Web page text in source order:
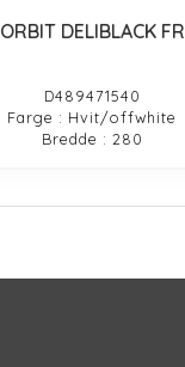
ORBIT DELIBLACK FR
D489471540
Farge : Hvit/offwhite
Bredde : 280